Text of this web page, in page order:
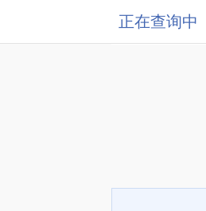
正在查询中